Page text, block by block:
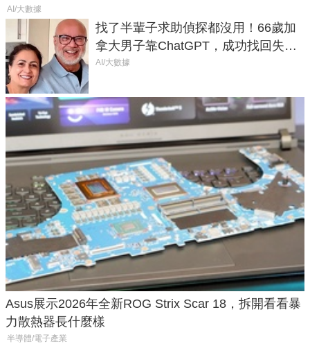
AI/大數據
找了半輩子求助偵探都沒用！66歲加
拿大男子靠ChatGPT，成功找回失散
50年家人
AI/大數據
Asus展示2026年全新ROG Strix Scar 18，拆開看看暴
力散熱器長什麼樣
半導體/電子產業